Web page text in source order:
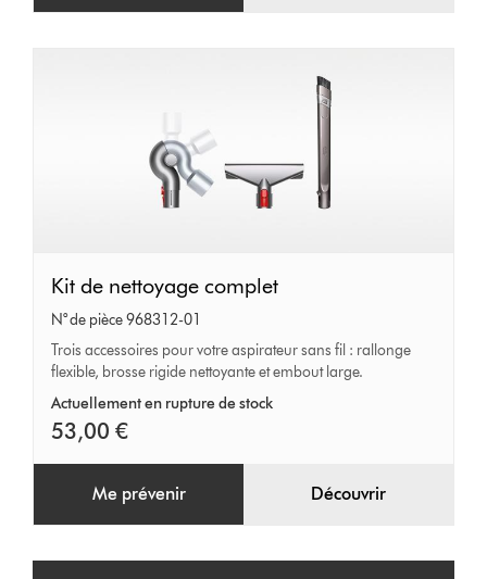
Kit
de
nettoyage
complet
Kit de nettoyage complet
N° de pièce 968312-01
Trois accessoires pour votre aspirateur sans fil : rallonge
flexible, brosse rigide nettoyante et embout large.
Actuellement en rupture de stock
53,00 €
Me prévenir Découvrir